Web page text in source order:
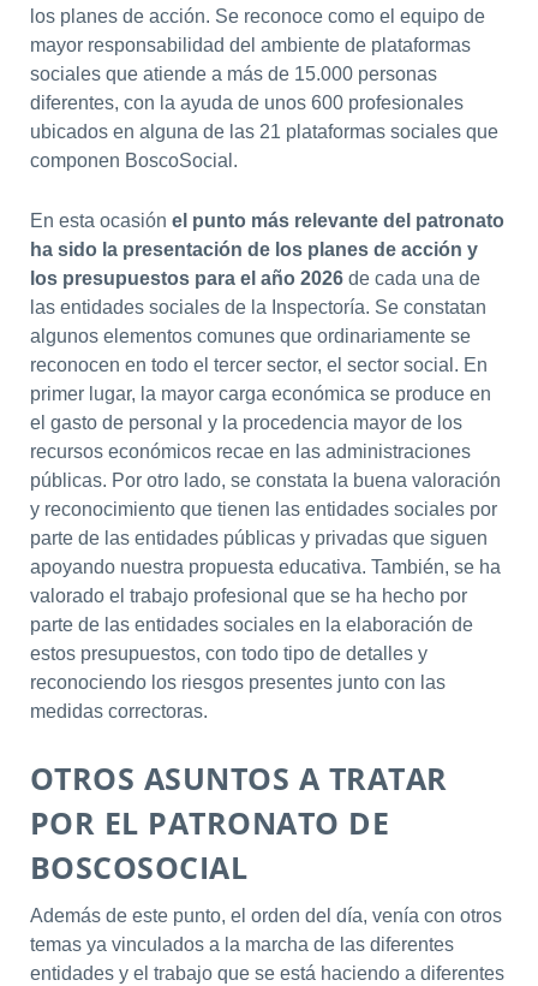
los planes de acción. Se reconoce como el equipo de
mayor responsabilidad del ambiente de plataformas
sociales que atiende a más de 15.000 personas
diferentes, con la ayuda de unos 600 profesionales
ubicados en alguna de las 21 plataformas sociales que
componen BoscoSocial.
En esta ocasión el punto más relevante del patronato
ha sido la presentación de los planes de acción y
los presupuestos para el año 2026de cada una de
las entidades sociales de la Inspectoría. Se constatan
algunos elementos comunes que ordinariamente se
reconocen en todo el tercer sector, el sector social. En
primer lugar, la mayor carga económica se produce en
el gasto de personal y la procedencia mayor de los
recursos económicos recae en las administraciones
públicas. Por otro lado, se constata la buena valoración
y reconocimiento que tienen las entidades sociales por
parte de las entidades públicas y privadas que siguen
apoyando nuestra propuesta educativa. También, se ha
valorado el trabajo profesional que se ha hecho por
parte de las entidades sociales en la elaboración de
estos presupuestos, con todo tipo de detalles y
reconociendo los riesgos presentes junto con las
medidas correctoras.
OTROS ASUNTOS A TRATAR
POR EL PATRONATO DE
BOSCOSOCIAL
Además de este punto, el orden del día, venía con otros
temas ya vinculados a la marcha de las diferentes
entidades y el trabajo que se está haciendo a diferentes